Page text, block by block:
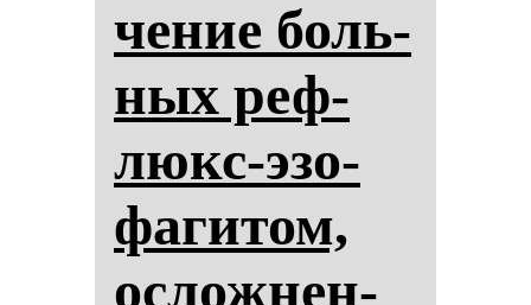
че­ние боль­
ных реф­
люкс-эзо­
фа­ги­том,
ос­лож­нен­